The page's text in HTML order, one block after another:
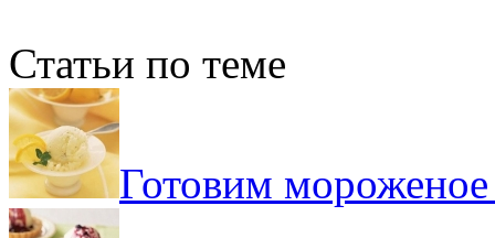
Статьи по теме
Готовим